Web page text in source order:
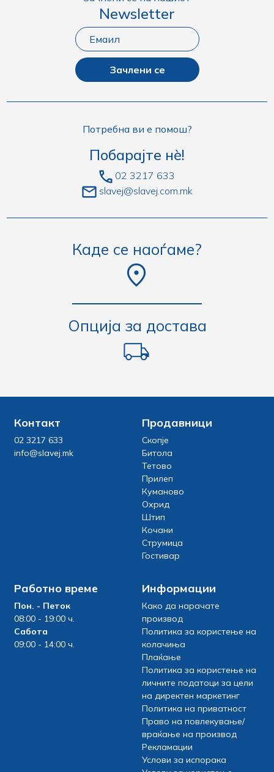
Newsletter
Зачлени се
Потребна ви е помош?
Побарајте нè!
02 3217 633
slavej@slavej.com.mk
Каде се наоѓаме?
Опција за достава
Контакт
02 3217 633
info@slavej.mk
Продавници
Скопје
Битола
Тетово
Прилеп
Куманово
Охрид
Штип
Кочани
Струмица
Гостивар
Работно време
Пон. - Петок
08:00 - 19:00 ч.
Сабота
09:00 - 14:00 ч.
Информации
Како да нарачате
производ
Политика за користење на
колачиња
Плаќање
Политика за користење на
личните податоци за цели
на директен маркетинг
Политика на приватност
Право на повлекување/
враќање на производ
Рекламации
Услови за испорака